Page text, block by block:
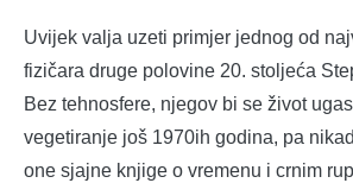
Uvijek valja uzeti primjer jednog od
fizičara druge polovine 20. stoljeća
Bez tehnosfere, njegov bi se život
vegetiranje još 1970ih godina, pa
one sjajne knjige o vremenu i crnim